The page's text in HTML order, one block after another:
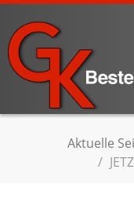
Aktuelle